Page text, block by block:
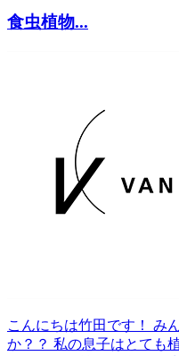
食虫植物...
こんにちは竹田です！ み
か？？ 私の息子はとても